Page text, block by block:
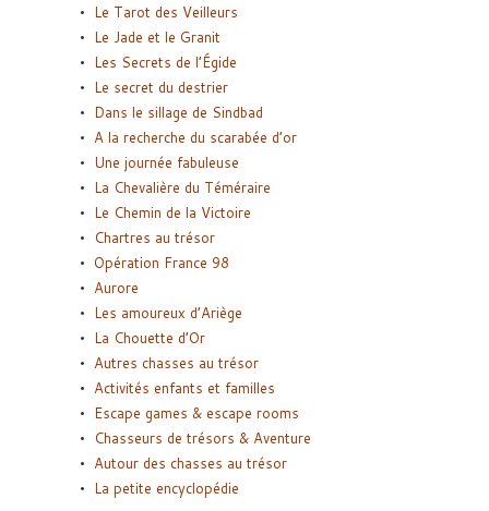
Le Tarot des Veilleurs
Le Jade et le Granit
Les Secrets de l’Égide
Le secret du destrier
Dans le sillage de Sindbad
A la recherche du scarabée d’or
Une journée fabuleuse
La Chevalière du Téméraire
Le Chemin de la Victoire
Chartres au trésor
Opération France 98
Aurore
Les amoureux d’Ariège
La Chouette d’Or
Autres chasses au trésor
Activités enfants et familles
Escape games & escape rooms
Chasseurs de trésors & Aventure
Autour des chasses au trésor
La petite encyclopédie